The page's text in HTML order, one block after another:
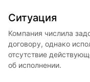
Ситуация
Компания числила
договору, однако
отсутствие
об исполнении.